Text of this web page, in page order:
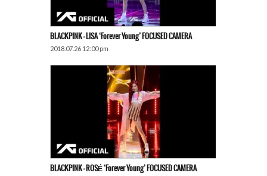
BLACKPINK – LISA ‘Forever Young’ FOCUSED CAMERA
2018.07.26 12:00 pm
BLACKPINK – ROSÉ ‘Forever Young’ FOCUSED CAMERA